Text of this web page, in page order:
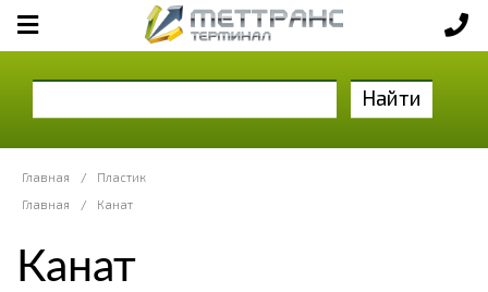
Найти
Главная /
Пластик
Главная
/ Канат
Канат